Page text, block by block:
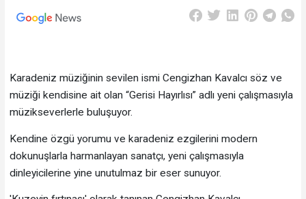
Karadeniz müziğinin sevilen ismi Cengizhan Kavalcı söz ve
müziği kendisine ait olan “Gerisi Hayırlısı” adlı yeni çalışmasıyla
müzikseverlerle buluşuyor.
Kendine özgü yorumu ve karadeniz ezgilerini modern
dokunuşlarla harmanlayan sanatçı, yeni çalışmasıyla
dinleyicilerine yine unutulmaz bir eser sunuyor.